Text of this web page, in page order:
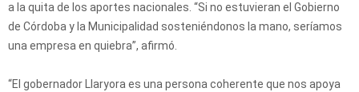
a la quita de los aportes nacionales. “Si no estuvieran el Gobierno
de Córdoba y la Municipalidad sosteniéndonos la mano, seríamos
una empresa en quiebra”, afirmó.
“El gobernador Llaryora es una persona coherente que nos apoya